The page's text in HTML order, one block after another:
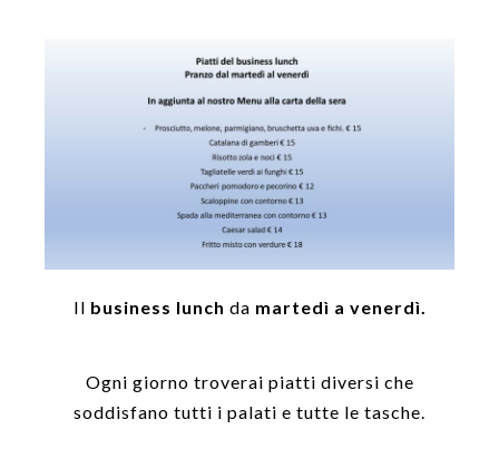
Il business lunch da martedì a venerdì.
Ogni giorno troverai piatti diversi che
soddisfano tutti i palati e tutte le tasche.